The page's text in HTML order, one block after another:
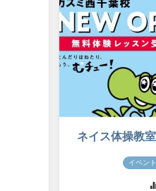
ネイス体操教
イベント